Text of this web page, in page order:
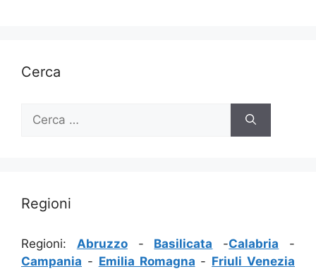
Cerca
per:
Regioni
Regioni: Abruzzo- Basilicata -Calabria -
Campania - Emilia Romagna - Friuli Venezia